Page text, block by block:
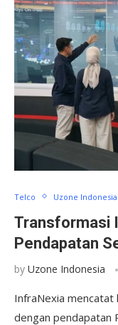
Telco Uzone Indonesia
Transformasi
Pendapatan
by Uzone Indonesia
InfraNexia
dengan pendapatan